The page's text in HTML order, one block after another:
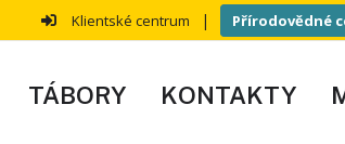
Klientské centrum | Přírodovědné
TÁBORY KONTAKTY